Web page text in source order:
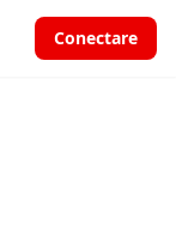
Conectare